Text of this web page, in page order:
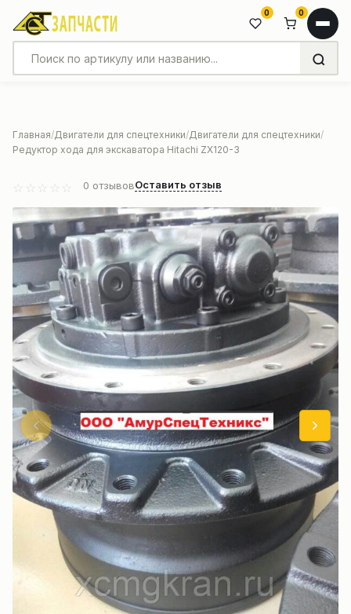
0 0
Главная Двигатели для спецтехники Двигатели для спецтехники
Редуктор хода для экскаватора Hitachi ZX120-3
0 отзывовОставить отзыв